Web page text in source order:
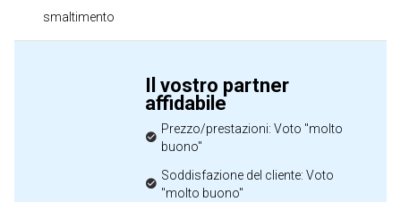
smaltimento
Il vostro partner
affidabile
Prezzo/prestazioni: Voto "molto
buono"
Soddisfazione del cliente: Voto
"molto buono"